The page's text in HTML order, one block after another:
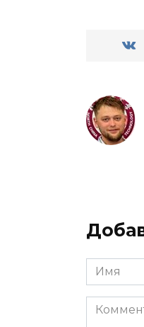
Имя
*